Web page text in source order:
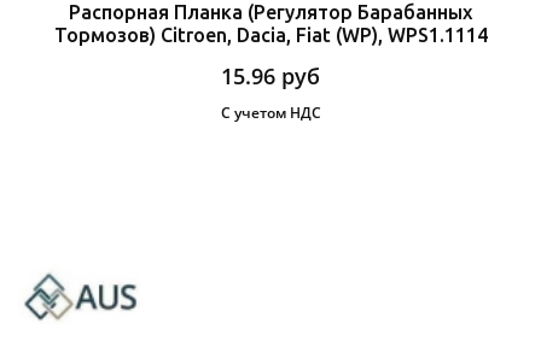
Распорная Планка (Регулятор Барабанных
Тормозов) Citroen, Dacia, Fiat (WP), WPS1.1114
15.96 руб
С учетом НДС